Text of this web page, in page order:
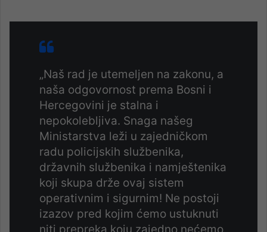
„Naš rad je utemeljen na zakonu, a
naša odgovornost prema Bosni i
Hercegovini je stalna i
nepokolebljiva. Snaga našeg
Ministarstva leži u zajedničkom
radu policijskih službenika,
državnih službenika i namještenika
koji skupa drže ovaj sistem
operativnim i sigurnim! Ne postoji
izazov pred kojim ćemo ustuknuti